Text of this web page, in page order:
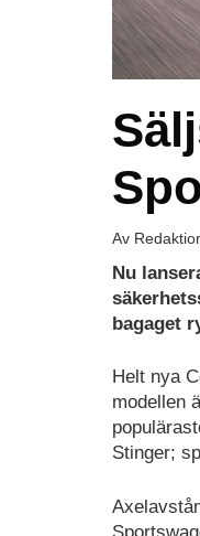
Av
Nu
bagaget
Helt nya
modellen
Stinger;